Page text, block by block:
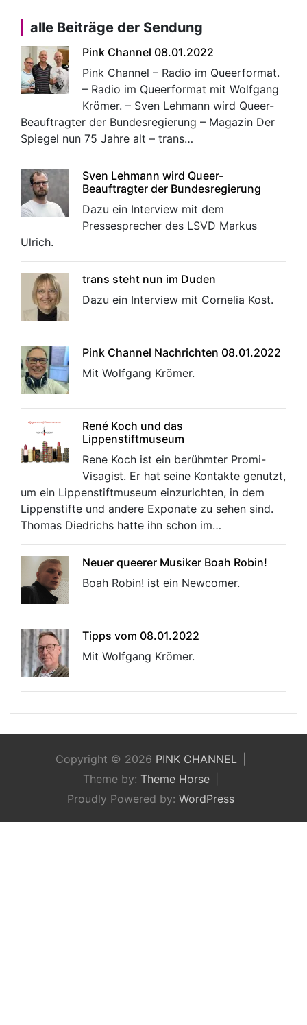
alle Beiträge der Sendung
Pink Channel 08.01.2022
Pink Channel – Radio im Queerformat.
– Radio im Queerformat mit Wolfgang
Krömer. – Sven Lehmann wird Queer-
Beauftragter der Bundesregierung – Magazin Der
Spiegel nun 75 Jahre alt – trans…
Sven Lehmann wird Queer-
Beauftragter der Bundesregierung
Dazu ein Interview mit dem
Pressesprecher des LSVD Markus
Ulrich.
trans steht nun im Duden
Dazu ein Interview mit Cornelia Kost.
Pink Channel Nachrichten 08.01.2022
Mit Wolfgang Krömer.
René Koch und das
Lippenstiftmuseum
Rene Koch ist ein berühmter Promi-
Visagist. Er hat seine Kontakte genutzt,
um ein Lippenstiftmuseum einzurichten, in dem
Lippenstifte und andere Exponate zu sehen sind.
Thomas Diedrichs hatte ihn schon im…
Neuer queerer Musiker Boah Robin!
Boah Robin! ist ein Newcomer.
Tipps vom 08.01.2022
Mit Wolfgang Krömer.
Copyright © 2026 PINK CHANNEL
Theme by: Theme Horse
Proudly Powered by: WordPress